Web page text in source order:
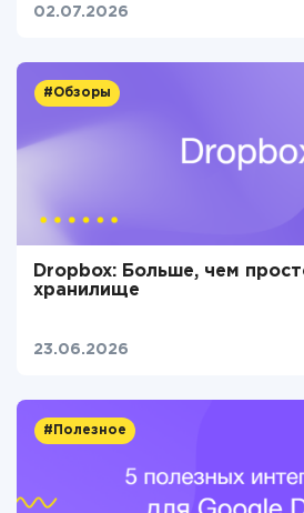
02.07.2026
#Обзоры
Dropbox: Больше, чем
хранилище
23.06.2026
#Полезное